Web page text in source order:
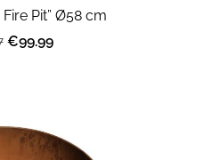
Pit” Ø58 cm
€99.99